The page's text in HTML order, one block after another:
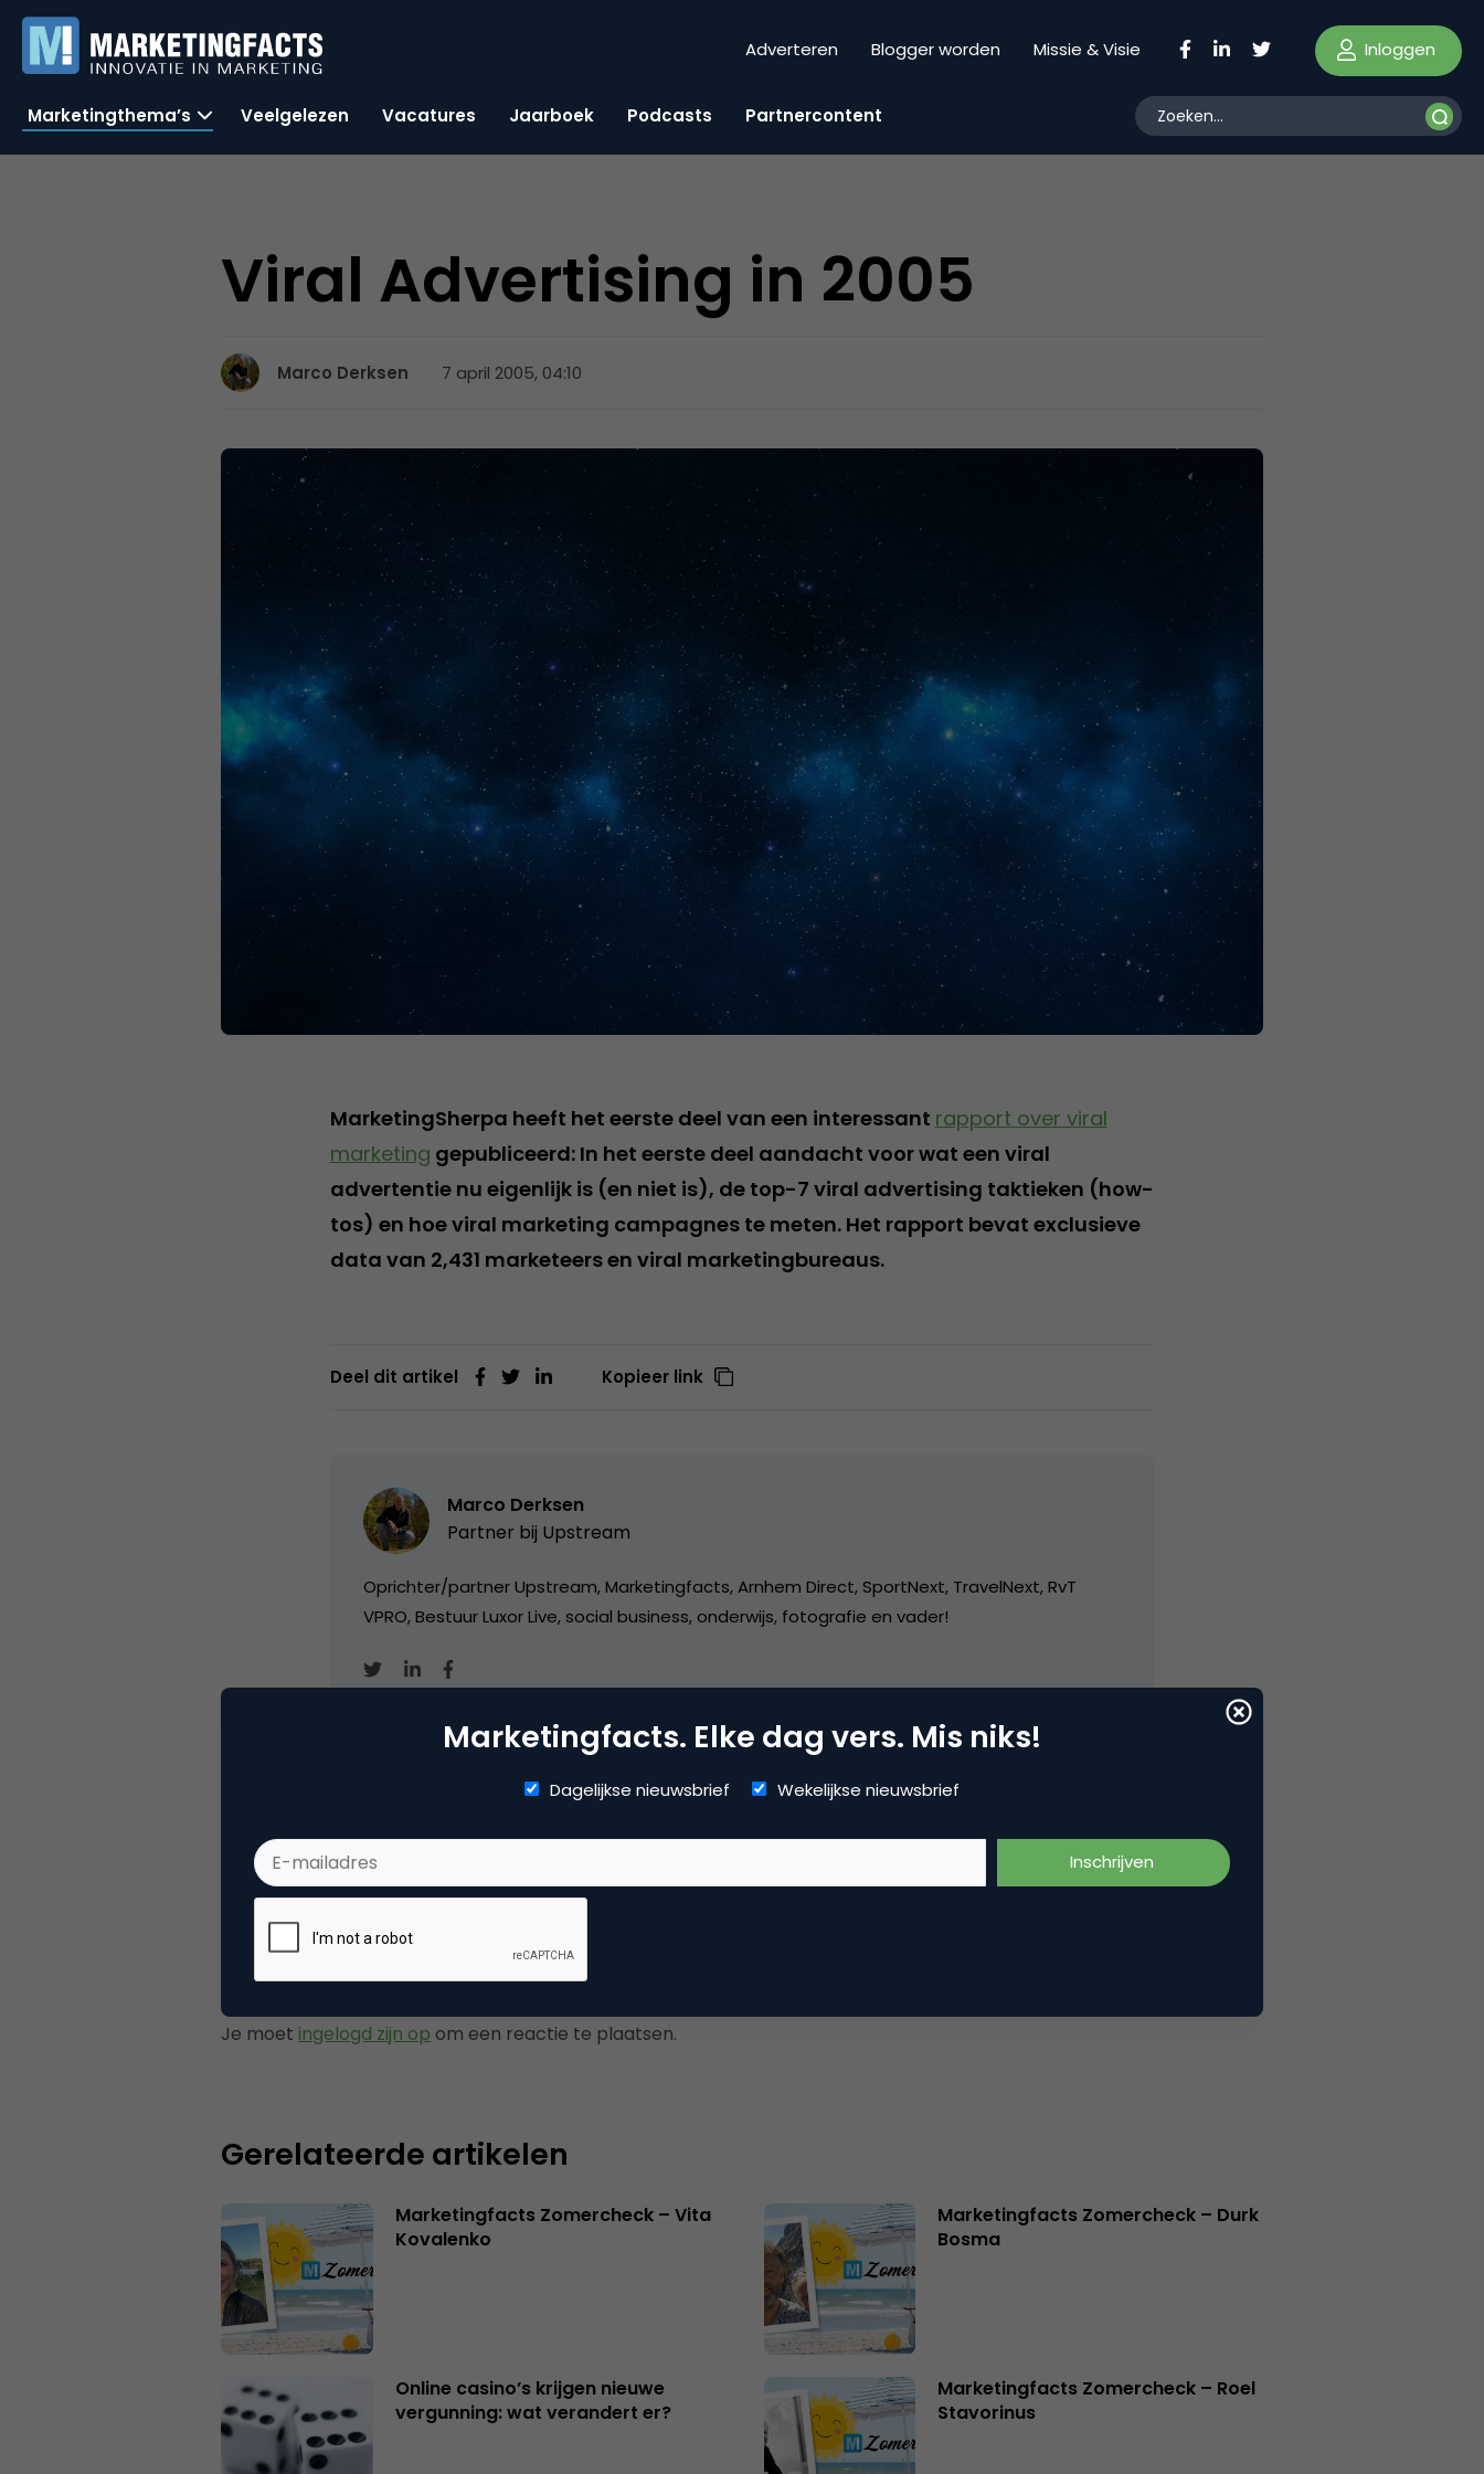
Adverteren Blogger worden Missie & Visie Inloggen
Marketingthema’s Veelgelezen Vacatures Jaarboek Podcasts Partnercontent
Viral Advertising in 2005
Marco Derksen 7 april 2005, 04:10
MarketingSherpa heeft het eerste deel van een interessant rapport over viral
marketing gepubliceerd: In het eerste deel aandacht voor wat een viral
advertentie nu eigenlijk is (en niet is), de top-7 viral advertising taktieken (how-
tos) en hoe viral marketing campagnes te meten. Het rapport bevat exclusieve
data van 2,431 marketeers en viral marketingbureaus.
Deel dit artikel Kopieer link
Marco Derksen
Partner bij Upstream
Oprichter/partner Upstream, Marketingfacts, Arnhem Direct, SportNext, TravelNext, RvT
VPRO, Bestuur Luxor Live, social business, onderwijs, fotografie en vader!
Tags
Plaats reactie
Je moet ingelogd zijn op om een reactie te plaatsen.
Gerelateerde artikelen
Marketingfacts Zomercheck – Vita
Kovalenko
Marketingfacts Zomercheck – Durk
Bosma
Online casino’s krijgen nieuwe
vergunning: wat verandert er?
Marketingfacts Zomercheck – Roel
Stavorinus
Marketingfacts. Elke dag vers. Mis niks!
Dagelijkse nieuwsbrief Wekelijkse nieuwsbrief